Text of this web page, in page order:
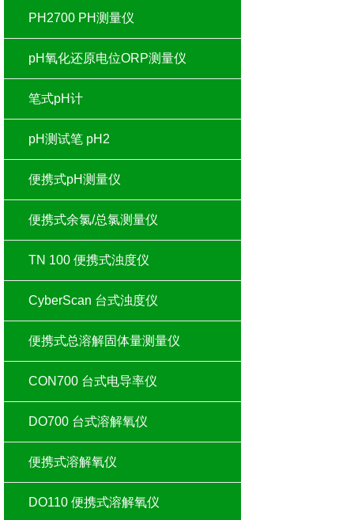
PH2700 PH测量仪
pH氧化还原电位ORP测量仪
笔式pH计
pH测试笔 pH2
便携式pH测量仪
便携式余氯/总氯测量仪
TN 100 便携式浊度仪
CyberScan 台式浊度仪
便携式总溶解固体量测量仪
CON700 台式电导率仪
DO700 台式溶解氧仪
便携式溶解氧仪
DO110 便携式溶解氧仪